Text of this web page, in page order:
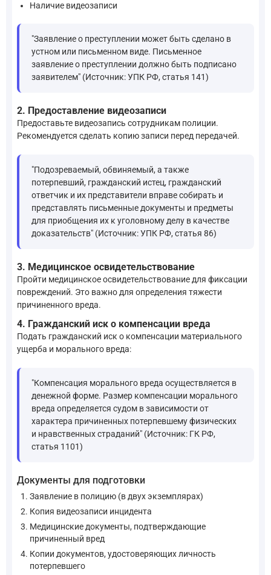
Наличие видеозаписи
"Заявление о преступлении может быть сделано в
устном или письменном виде. Письменное
заявление о преступлении должно быть подписано
заявителем" (Источник: УПК РФ, статья 141)
2. Предоставление видеозаписи
Предоставьте видеозапись сотрудникам полиции.
Рекомендуется сделать копию записи перед передачей.
"Подозреваемый, обвиняемый, а также
потерпевший, гражданский истец, гражданский
ответчик и их представители вправе собирать и
представлять письменные документы и предметы
для приобщения их к уголовному делу в качестве
доказательств" (Источник: УПК РФ, статья 86)
3. Медицинское освидетельствование
Пройти медицинское освидетельствование для фиксации
повреждений. Это важно для определения тяжести
причиненного вреда.
4. Гражданский иск о компенсации вреда
Подать гражданский иск о компенсации материального
ущерба и морального вреда:
"Компенсация морального вреда осуществляется в
денежной форме. Размер компенсации морального
вреда определяется судом в зависимости от
характера причиненных потерпевшему физических
и нравственных страданий" (Источник: ГК РФ,
статья 1101)
Документы для подготовки
Заявление в полицию (в двух экземплярах)
Копия видеозаписи инцидента
Медицинские документы, подтверждающие
причиненный вред
Копии документов, удостоверяющих личность
потерпевшего